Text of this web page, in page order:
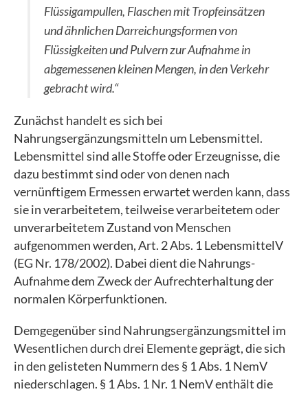
Flüssigampullen, Flaschen mit Tropfeinsätzen
und ähnlichen Darreichungsformen von
Flüssigkeiten und Pulvern zur Aufnahme in
abgemessenen kleinen Mengen, in den Verkehr
gebracht wird.“
Zunächst handelt es sich bei
Nahrungsergänzungsmitteln um Lebensmittel.
Lebensmittel sind alle Stoffe oder Erzeugnisse, die
dazu bestimmt sind oder von denen nach
vernünftigem Ermessen erwartet werden kann, dass
sie in verarbeitetem, teilweise verarbeitetem oder
unverarbeitetem Zustand von Menschen
aufgenommen werden, Art. 2 Abs. 1 LebensmittelV
(EG Nr. 178/2002). Dabei dient die Nahrungs-
Aufnahme dem Zweck der Aufrechterhaltung der
normalen Körperfunktionen.
Demgegenüber sind Nahrungsergänzungsmittel im
Wesentlichen durch drei Elemente geprägt, die sich
in den gelisteten Nummern des § 1 Abs. 1 NemV
niederschlagen. § 1 Abs. 1 Nr. 1 NemV enthält die